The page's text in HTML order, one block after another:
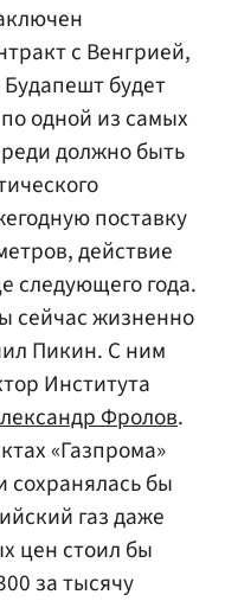
с Венгрией,
Будапешт будет
одной из самых
должно быть
поставку
действие
следующего года.
сейчас жизненно
Пикин. С ним
Института
Фролов.
«Газпрома»
бы
газ даже
цен стоил бы
за тысячу